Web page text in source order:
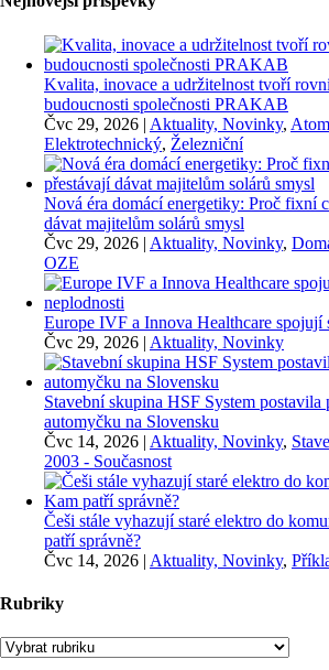
Kvalita, inovace a udržitelnost tvoří
budoucnosti společnosti PRAKAB
Čvc 29, 2026 | Aktuality, Novinky, Atom
Elektrotechnický, Železniční
Nová éra domácí energetiky: Proč fixní
dávat majitelům solárů smysl
Čvc 29, 2026 | Aktuality, Novinky,
OZE
Europe IVF a Innova Healthcare spojují
Čvc 29, 2026 | Aktuality, Novinky
Stavební skupina HSF System
automyčku na Slovensku
Čvc 14, 2026 | Aktuality, Novinky,
2003 - Současnost
Češi stále vyhazují staré elektro do
patří správně?
Čvc 14, 2026 | Aktuality, Novinky,
Rubriky
Rubriky